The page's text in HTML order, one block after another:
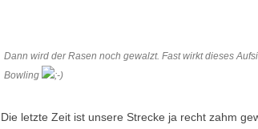
Dann wird der Rasen noch gewalzt. Fast wirkt dieses
Bowling
Die letzte Zeit ist unsere Strecke ja recht zahm